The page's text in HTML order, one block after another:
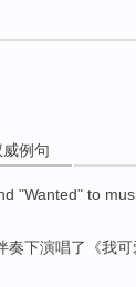
威例句
"Wanted" to
奏下演唱了 《我可